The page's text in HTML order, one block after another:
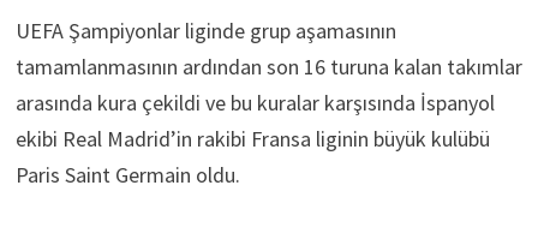
UEFA Şampiyonlar liginde grup aşamasının
tamamlanmasının ardından son 16 turuna kalan takımlar
arasında kura çekildi ve bu kuralar karşısında İspanyol
ekibi Real Madrid’in rakibi Fransa liginin büyük kulübü
Paris Saint Germain oldu.